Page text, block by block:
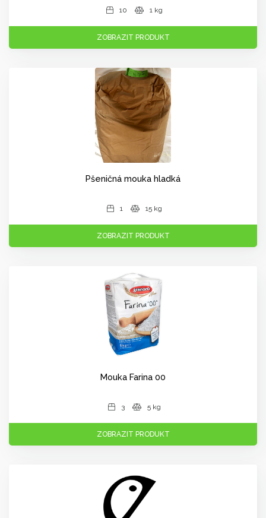
10 1 kg
ZOBRAZIT PRODUKT
Pšeničná mouka hladká
1 15 kg
ZOBRAZIT PRODUKT
Mouka Farina 00
3 5 kg
ZOBRAZIT PRODUKT